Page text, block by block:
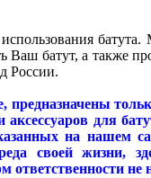
Ваш батут, а также
России.
для
на нашем
своей
не